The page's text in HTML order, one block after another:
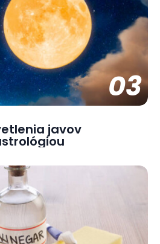
03
javov